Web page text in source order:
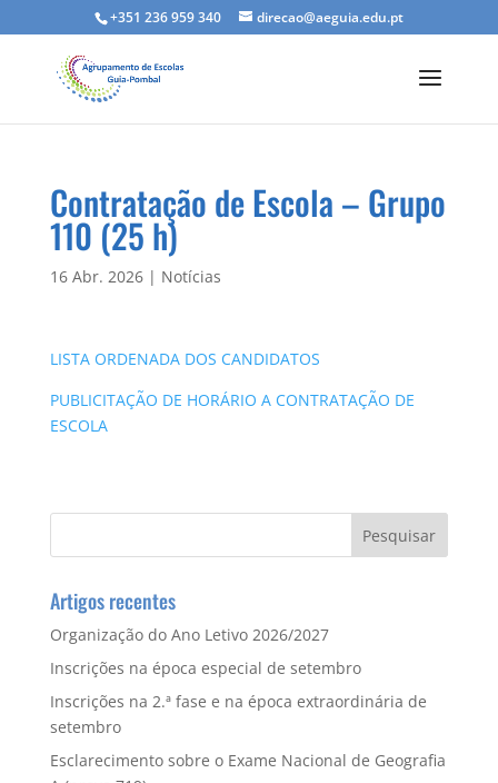
+351 236 959 340 direcao@aeguia.edu.pt
Contratação de Escola – Grupo
110 (25 h)
16 Abr. 2026| Notícias
LISTA ORDENADA DOS CANDIDATOS
PUBLICITAÇÃO DE HORÁRIO A CONTRATAÇÃO DE
ESCOLA
Artigos recentes
Organização do Ano Letivo 2026/2027
Inscrições na época especial de setembro
Inscrições na 2.ª fase e na época extraordinária de
setembro
Esclarecimento sobre o Exame Nacional de Geografia